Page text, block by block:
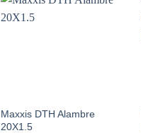
Maxxis DTH Alambre
20X1.5